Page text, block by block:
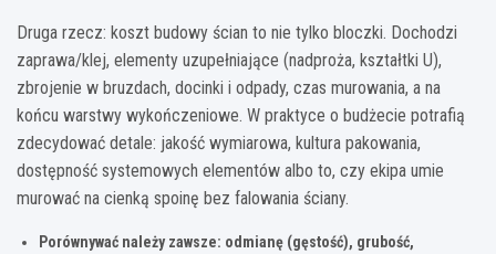
Druga rzecz: koszt budowy ścian to nie tylko bloczki. Dochodzi
zaprawa/klej, elementy uzupełniające (nadproża, kształtki U),
zbrojenie w bruzdach, docinki i odpady, czas murowania, a na
końcu warstwy wykończeniowe. W praktyce o budżecie potrafią
zdecydować detale: jakość wymiarowa, kultura pakowania,
dostępność systemowych elementów albo to, czy ekipa umie
murować na cienką spoinę bez falowania ściany.
Porównywać należy zawsze: odmianę (gęstość), grubość,